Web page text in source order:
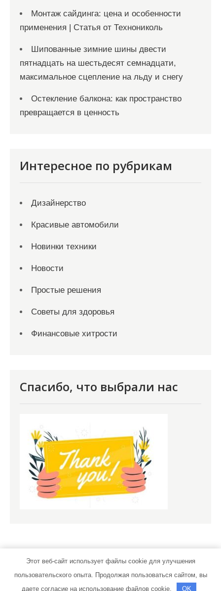
Монтаж сайдинга: цена и особенности
применения | Статья от Технониколь
Шипованные зимние шины двести
пятнадцать на шестьдесят семнадцати,
максимальное сцепление на льду и снегу
Остекление балкона: как пространство
превращается в ценность
Интересное по рубрикам
Дизайнерство
Красивые автомобили
Новинки техники
Новости
Простые решения
Советы для здоровья
Финансовые хитрости
Спасибо, что выбрали нас
novomoskov.ru | Тема от Grace Themes
Этот веб-сайт использует файлы cookie для улучшения
пользовательского опыта. Продолжая пользоваться сайтом, вы
даете согласие на использование файлов cookie.
OK